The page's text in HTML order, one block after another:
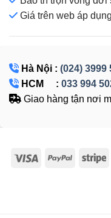
Giá trên web áp dụng
Hà Nội : (024) 3999
HCM : 033 994
Giao hàng tận nơi